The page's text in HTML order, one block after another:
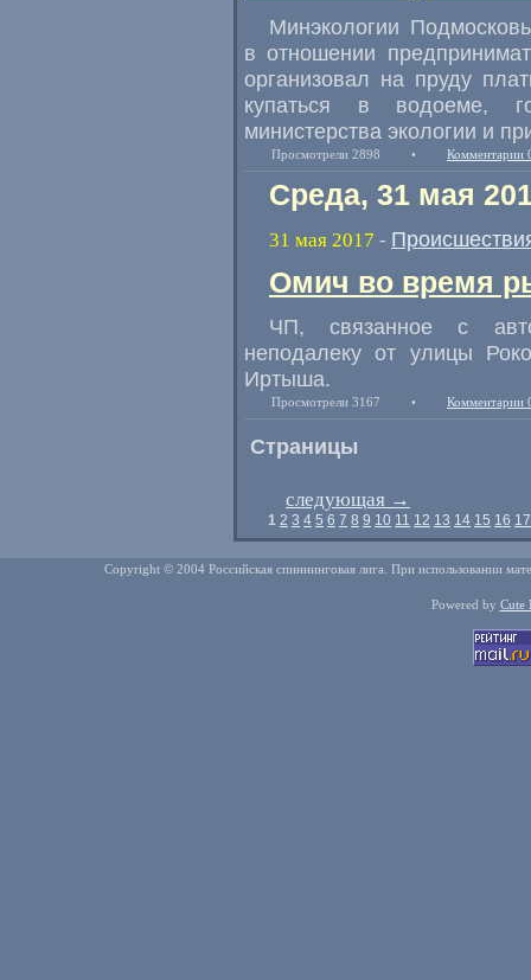
Минэкологии
в отношении
организовал на пруду
купаться в водоеме,
министерства экологии и
Просмотрели 2898 • Комментарии
Среда, 31 мая
31 мая 2017 -
Омич во время
ЧП,
связанное с
неподалеку от улицы
Иртыша.
Просмотрели 3167 • Комментарии
Страницы
следующая →
1 2 3 4 5 6 7 8 9 10 11 12 13 14 15 16 17
Copyright © 2004 Российская спиннинговая лига. При использовании
Powered by Cute